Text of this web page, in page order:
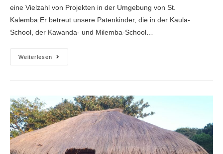
eine Vielzahl von Projekten in der Umgebung von St.
Kalemba:Er betreut unsere Patenkinder, die in der Kaula-
School, der Kawanda- und Milemba-School…
Weiterlesen